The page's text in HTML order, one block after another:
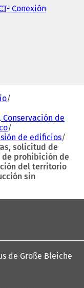
- Conexión
a
u
e
v
a
)
de
de edificios
solicitud de
de prohibición de
del territorio
sin
de Große Bleiche